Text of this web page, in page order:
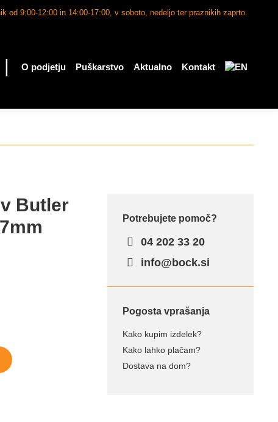
od 9:00-12:00 in 14:00-17:00, v soboto, nedeljo ter praznikih zaprto.
| O podjetju Puškarstvo Aktualno Kontakt
Butler
Potrebujete pomoč?
04 202 33 20
info@bock.si
Pogosta vprašanja
Kako kupim izdelek?
Kako lahko plačam?
Dostava na dom?